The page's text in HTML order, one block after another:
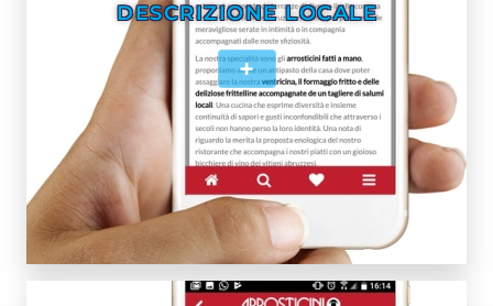
DESCRIZIONE LOCALE
+